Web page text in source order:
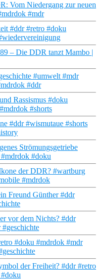
Vom Niedergang zur neuen
#mdr
#ddr #retro #doku
– Die DDR tanzt Mambo |
#umwelt #mdr
#ddr
Rassismus #doku
#shorts
#ddr #wismutaue #shorts
Strömungsgetriebe
#doku
der DDR? #wartburg
#mdrdok
Freund Günther #ddr
vor dem Nichts? #ddr
#doku #mdrdok #mdr
der Freiheit? #ddr #retro